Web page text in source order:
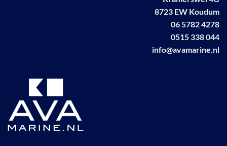
8723 EW Koudum
06 5782 4278
0515 338 044
info@avamarine.nl